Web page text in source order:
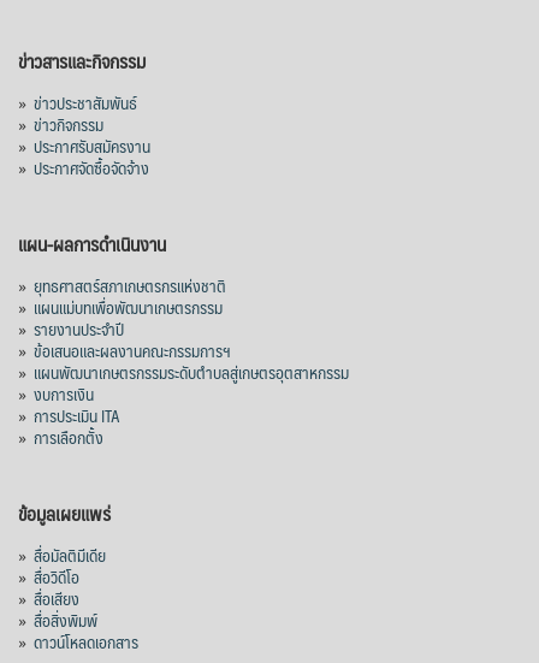
ข่าวสารและกิจกรรม
» ข่าวประชาสัมพันธ์
» ข่าวกิจกรรม
» ประกาศรับสมัครงาน
» ประกาศจัดซื้อจัดจ้าง
แผน-ผลการดำเนินงาน
» ยุทธศาสตร์สภาเกษตรกรแห่งชาติ
» แผนแม่บทเพื่อพัฒนาเกษตรกรรม
» รายงานประจำปี
» ข้อเสนอและผลงานคณะกรรมการฯ
» แผนพัฒนาเกษตรกรรมระดับตำบลสู่เกษตรอุตสาหกรรม
» งบการเงิน
» การประเมิน ITA
» การเลือกตั้ง
ข้อมูลเผยแพร่
» สื่อมัลติมีเดีย
» สื่อวิดีโอ
» สื่อเสียง
» สื่อสิ่งพิมพ์
» ดาวน์โหลดเอกสาร